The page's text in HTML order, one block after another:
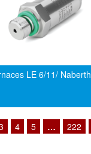
LE 6/11/
4 5 … 222